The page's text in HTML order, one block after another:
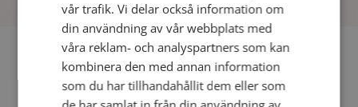
Fler singlar
Fler singelmän från Torsby:Hansa,Johan,Nrmlss
vår trafik. Vi delar också information om
din användning av vår webbplats med
våra reklam- och analyspartners som kan
kombinera den med annan information
som du har tillhandahållit dem eller som